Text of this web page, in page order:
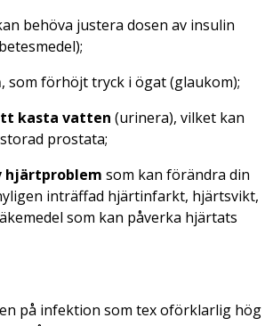
behöva justera dosen av insulin
, som förhöjt tryck i ögat (glaukom);
kasta vatten (urinera), vilket kan
prostata;
hjärtproblem som kan förändra din
inträffad hjärtinfarkt, hjärtsvikt,
som kan påverka hjärtats
på infektion som tex oförklarlig hög